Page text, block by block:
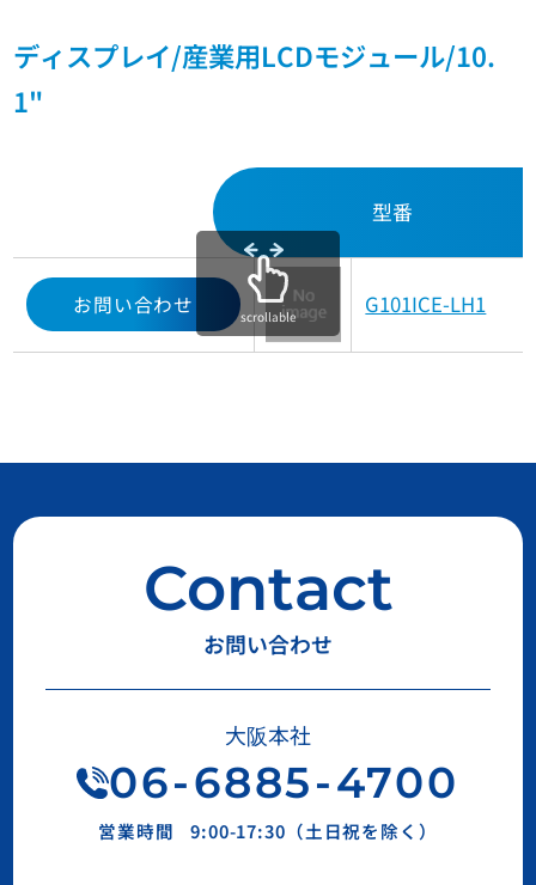
ディスプレイ/産業用LCDモジュール/10.
1"
型番
お問い合わせ G101ICE-LH1
scrollable
Contact
お問い合わせ
大阪本社
06-6885-4700
営業時間 9:00-17:30（土日祝を除く）